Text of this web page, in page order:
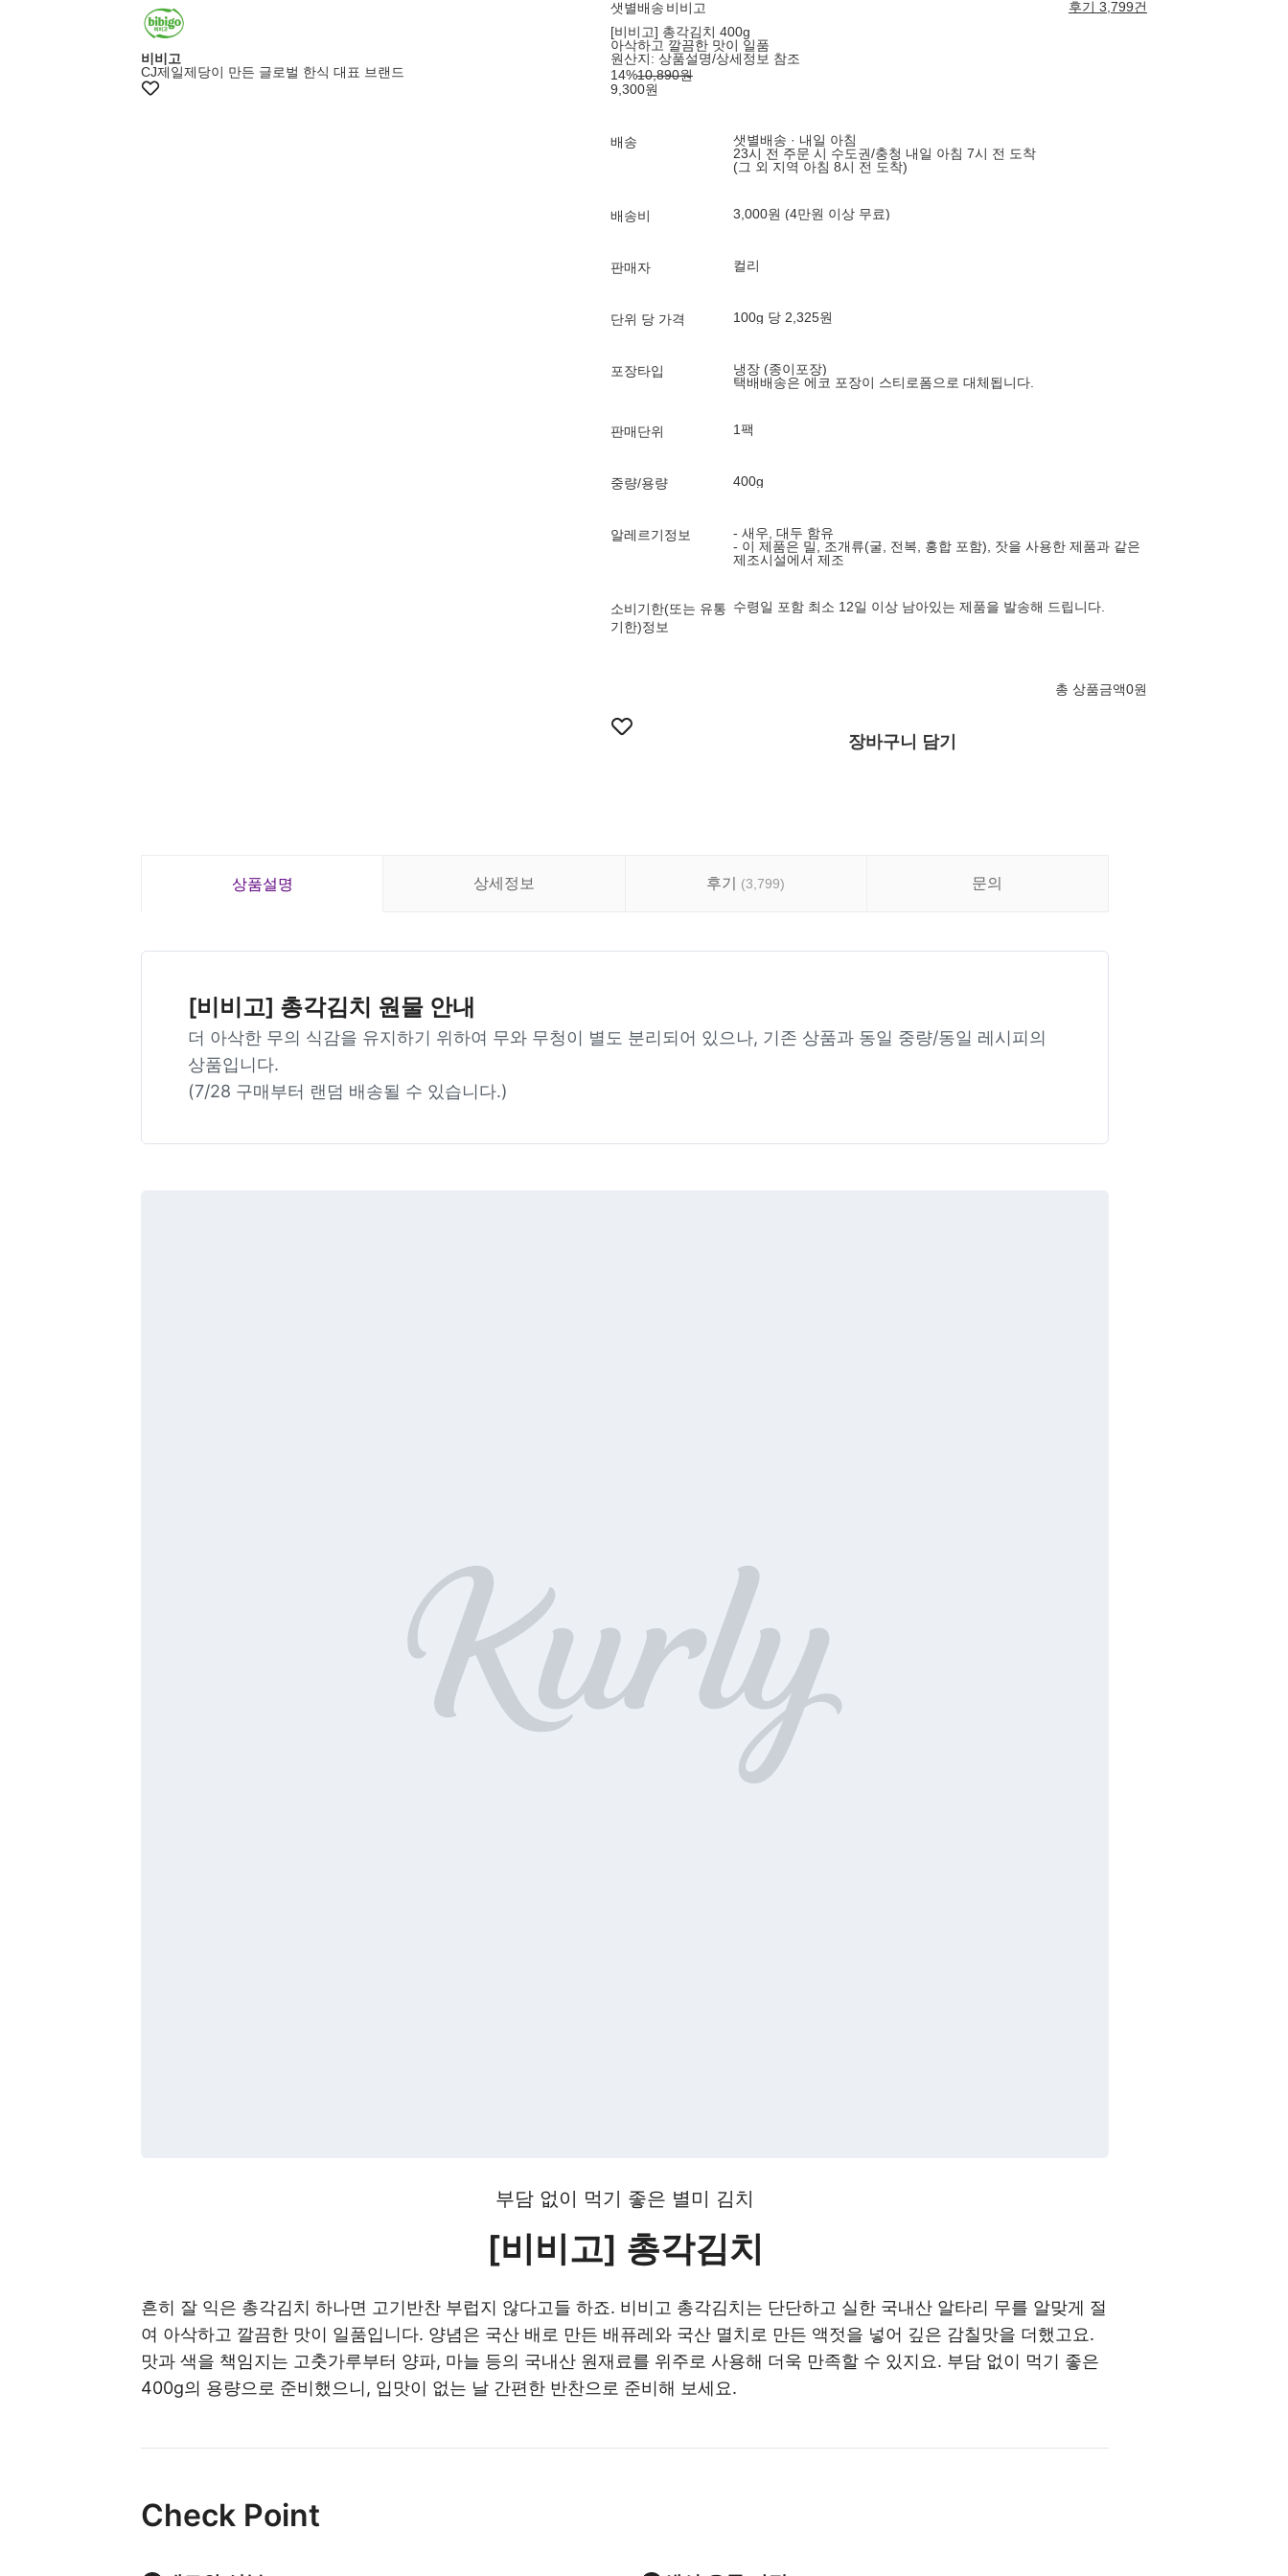
비비고
CJ제일제당이 만든 글로벌 한식 대표 브랜드
샛별배송 비비고
후기 3,799건
[비비고] 총각김치 400g
아삭하고 깔끔한 맛이 일품
원산지: 상품설명/상세정보 참조
14%10,890원
9,300원
배송
샛별배송 · 내일 아침
23시 전 주문 시 수도권/충청 내일 아침 7시 전 도착
(그 외 지역 아침 8시 전 도착)
배송비 3,000원 (4만원 이상 무료)
판매자 컬리
단위 당 가격 100g 당 2,325원
포장타입
냉장 (종이포장)
택배배송은 에코 포장이 스티로폼으로 대체됩니다.
판매단위 1팩
중량/용량 400g
알레르기정보
- 새우, 대두 함유
- 이 제품은 밀, 조개류(굴, 전복, 홍합 포함), 잣을 사용한 제품과 같은
제조시설에서 제조
소비기한(또는 유통
기한)정보
수령일 포함 최소 12일 이상 남아있는 제품을 발송해 드립니다.
총 상품금액0원
장바구니 담기
상품설명 상세정보 후기 (3,799) 문의
[비비고] 총각김치 원물 안내
더 아삭한 무의 식감을 유지하기 위하여 무와 무청이 별도 분리되어 있으나, 기존 상품과 동일 중량/동일 레시피의
상품입니다.
(7/28 구매부터 랜덤 배송될 수 있습니다.)
부담 없이 먹기 좋은 별미 김치
[비비고] 총각김치
흔히 잘 익은 총각김치 하나면 고기반찬 부럽지 않다고들 하죠. 비비고 총각김치는 단단하고 실한 국내산 알타리 무를 알맞게 절
여 아삭하고 깔끔한 맛이 일품입니다. 양념은 국산 배로 만든 배퓨레와 국산 멸치로 만든 액젓을 넣어 깊은 감칠맛을 더했고요.
맛과 색을 책임지는 고춧가루부터 양파, 마늘 등의 국내산 원재료를 위주로 사용해 더욱 만족할 수 있지요. 부담 없이 먹기 좋은
400g의 용량으로 준비했으니, 입맛이 없는 날 간편한 반찬으로 준비해 보세요.
Check Point